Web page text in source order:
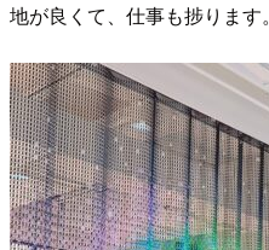
地が良くて、仕事も捗ります。